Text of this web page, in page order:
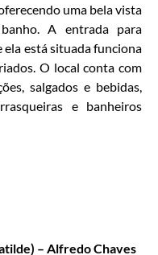
uma bela vista
A entrada para
ela está situada funciona
O local conta com
salgados e bebidas,
e banheiros
– Alfredo Chaves